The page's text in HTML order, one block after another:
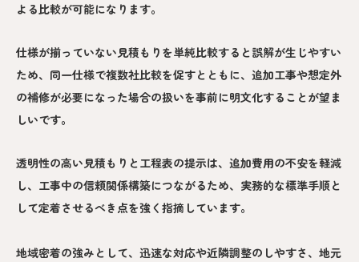
よる比較が可能になります。
仕様が揃っていない見積もりを単純比較すると誤解が生じやすい
ため、同一仕様で複数社比較を促すとともに、追加工事や想定外
の補修が必要になった場合の扱いを事前に明文化することが望ま
しいです。
透明性の高い見積もりと工程表の提示は、追加費用の不安を軽減
し、工事中の信頼関係構築につながるため、実務的な標準手順と
して定着させるべき点を強く指摘しています。
地域密着の強みとして、迅速な対応や近隣調整のしやすさ、地元